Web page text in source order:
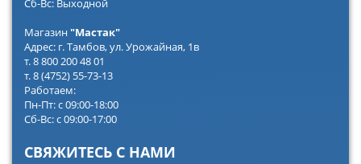
Сб-Вс: Выходной
Магазин"Мастак"
Адрес: г. Тамбов, ул. Урожайная, 1в
т. 8 800 200 48 01
т. 8 (4752) 55-73-13
Работаем:
Пн-Пт: с 09:00-18:00
Сб-Вс: с 09:00-17:00
СВЯЖИТЕСЬ С НАМИ